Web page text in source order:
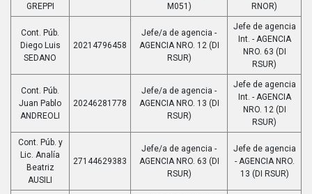
GREPPI
M051)
RNOR)
Cont. Púb.
Diego Luis
SEDANO
20214796458
Jefe/a de agencia -
AGENCIA NRO. 12 (DI
RSUR)
Jefe de agencia
Int. - AGENCIA
NRO. 63 (DI
RSUR)
Cont. Púb.
Juan Pablo
ANDREOLI
20246281778
Jefe/a de agencia -
AGENCIA NRO. 13 (DI
RSUR)
Jefe de agencia
Int. - AGENCIA
NRO. 12 (DI
RSUR)
Cont. Púb. y
Lic. Analía
Beatriz
AUSILI
27144629383
Jefe/a de agencia -
AGENCIA NRO. 63 (DI
RSUR)
Jefe de agencia
- AGENCIA NRO.
13 (DI RSUR)